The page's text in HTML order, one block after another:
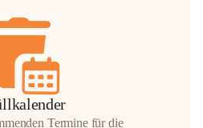
Termine für die